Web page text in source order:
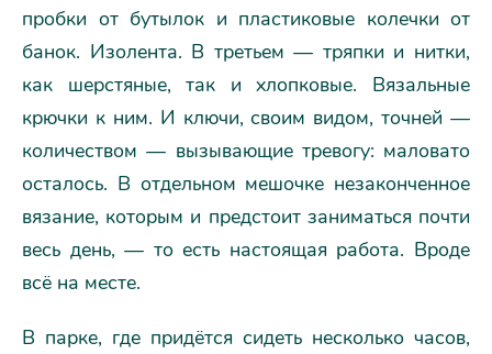
пробки от бутылок и пластиковые колечки от
банок. Изолента. В третьем — тряпки и нитки,
как шерстяные, так и хлопковые. Вязальные
крючки к ним. И ключи, своим видом, точней —
количеством — вызывающие тревогу: маловато
осталось. В отдельном мешочке незаконченное
вязание, которым и предстоит заниматься почти
весь день, — то есть настоящая работа. Вроде
всё на месте.
В парке, где придётся сидеть несколько часов,